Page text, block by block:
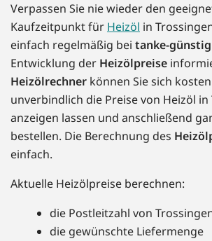
Verpassen Sie nie wieder den
Kaufzeitpunkt für Heizöl in
einfach regelmäßig bei tanke-günstig
Entwicklung der Heizölpreise
Heizölrechner können Sie sich
unverbindlich die Preise von Heizöl in
anzeigen lassen und anschließend
bestellen. Die Berechnung des
einfach.
Aktuelle Heizölpreise berechnen:
die Postleitzahl von
die gewünschte Liefermenge